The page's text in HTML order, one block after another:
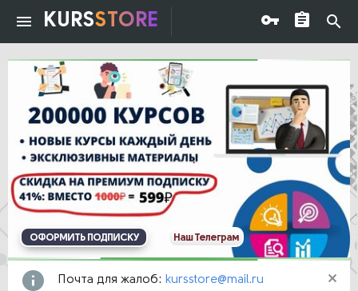
KURSSTORE
ОФОРМИТЬ ПОДПИСКУ Наш Телеграм
Почта для жалоб: kursstore@mail.ru